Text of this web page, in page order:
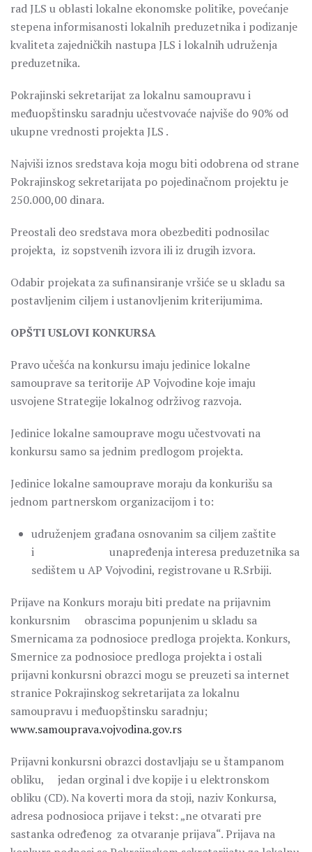
rad JLS u oblasti lokalne ekonomske politike, povećanje
stepena informisanosti lokalnih preduzetnika i podizanje
kvaliteta zajedničkih nastupa JLS i lokalnih udruženja
preduzetnika.
Pokrajinski sekretarijat za lokalnu samoupravu i
međuopštinsku saradnju učestvovaće najviše do 90% od
ukupne vrednosti projekta JLS .
Najviši iznos sredstava koja mogu biti odobrena od strane
Pokrajinskog sekretarijata po pojedinačnom projektu je
250.000,00 dinara.
Preostali deo sredstava mora obezbediti podnosilac
projekta, iz sopstvenih izvora ili iz drugih izvora.
Odabir projekata za sufinansiranje vršiće se u skladu sa
postavljenim ciljem i ustanovljenim kriterijumima.
OPŠTI USLOVI KONKURSA
Pravo učešća na konkursu imaju jedinice lokalne
samouprave sa teritorije AP Vojvodine koje imaju
usvojene Strategije lokalnog održivog razvoja.
Jedinice lokalne samouprave mogu učestvovati na
konkursu samo sa jednim predlogom projekta.
Jedinice lokalne samouprave moraju da konkurišu sa
jednom partnerskom organizacijom i to:
udruženjem građana osnovanim sa ciljem zaštite
i unapređenja interesa preduzetnika sa
sedištem u AP Vojvodini, registrovane u R.Srbiji.
Prijave na Konkurs moraju biti predate na prijavnim
konkursnim obrascima popunjenim u skladu sa
Smernicama za podnosioce predloga projekta. Konkurs,
Smernice za podnosioce predloga projekta i ostali
prijavni konkursni obrazci mogu se preuzeti sa internet
stranice Pokrajinskog sekretarijata za lokalnu
samoupravu i međuopštinsku saradnju;
www.samouprava.vojvodina.gov.rs
Prijavni konkursni obrazci dostavljaju se u štampanom
obliku, jedan orginal i dve kopije i u elektronskom
obliku (CD). Na koverti mora da stoji, naziv Konkursa,
adresa podnosioca prijave i tekst: „ne otvarati pre
sastanka određenog za otvaranje prijava“. Prijava na